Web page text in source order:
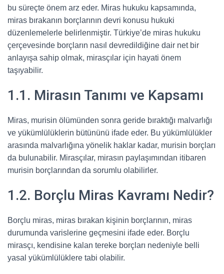
bu süreçte önem arz eder. Miras hukuku kapsamında,
miras bırakanın borçlarının devri konusu hukuki
düzenlemelerle belirlenmiştir. Türkiye’de miras hukuku
çerçevesinde borçların nasıl devredildiğine dair net bir
anlayışa sahip olmak, mirasçılar için hayati önem
taşıyabilir.
1.1. Mirasın Tanımı ve Kapsamı
Miras, murisin ölümünden sonra geride bıraktığı malvarlığı
ve yükümlülüklerin bütününü ifade eder. Bu yükümlülükler
arasında malvarlığına yönelik haklar kadar, murisin borçları
da bulunabilir. Mirasçılar, mirasın paylaşımından itibaren
murisin borçlarından da sorumlu olabilirler.
1.2. Borçlu Miras Kavramı Nedir?
Borçlu miras, miras bırakan kişinin borçlarının, miras
durumunda varislerine geçmesini ifade eder. Borçlu
mirasçı, kendisine kalan tereke borçları nedeniyle belli
yasal yükümlülüklere tabi olabilir.